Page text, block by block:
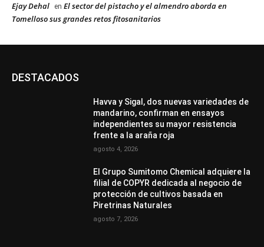
Ejay Dehal en El sector del pistacho y el almendro aborda en
Tomelloso sus grandes retos fitosanitarios
DESTACADOS
Havva y Sigal, dos nuevas variedades de
mandarino, confirman en ensayos
independientes su mayor resistencia
frente a la araña roja
agosto 4, 2026
El Grupo Sumitomo Chemical adquiere la
filial de COPYR dedicada al negocio de
protección de cultivos basada en
Piretrinas Naturales
agosto 7, 2026